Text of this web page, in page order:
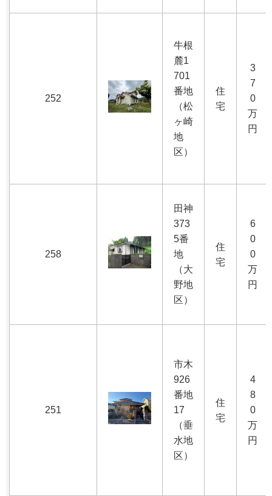
252
牛根
麓1
701
番地
（松
ヶ崎
地
区）
住
宅
3
7
0
万
円
258
田神
373
5番
地
（大
野地
区）
住
宅
6
0
0
万
円
251
市木
926
番地
17
（垂
水地
区）
住
宅
4
8
0
万
円